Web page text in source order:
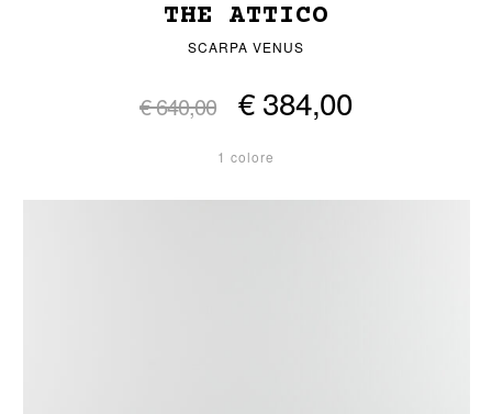
THE ATTICO
SCARPA VENUS
€ 640,00 € 384,00
1 colore